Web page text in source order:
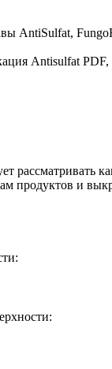
AntiSulfat,
Antisulfat
рассматривать
продуктов и